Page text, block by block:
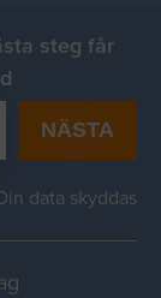
steg får
NÄSTA
data skyddas